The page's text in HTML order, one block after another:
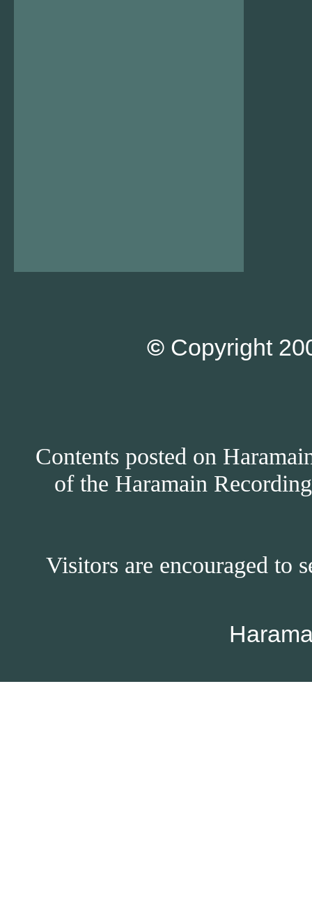
© Copyright
Contents posted on
of the Haramain
Visitors are encouraged to